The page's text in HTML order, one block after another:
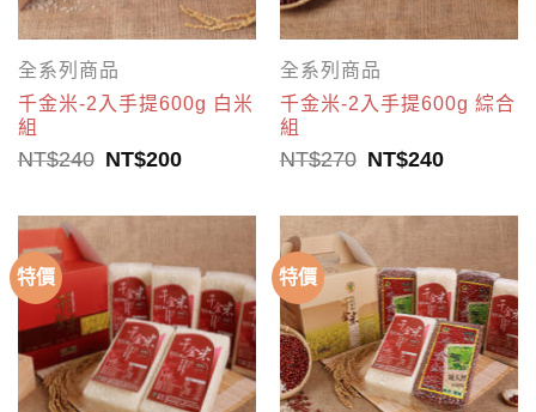
全系列商品
千金米-2入手提600g 白米
組
NT$240 NT$200
全系列商品
千金米-2入手提600g 綜合
組
NT$270 NT$240
特價 特價